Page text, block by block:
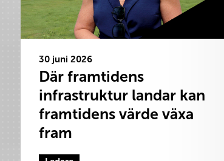
30 juni 2026
Där framtidens
infrastruktur landar kan
framtidens värde växa
fram